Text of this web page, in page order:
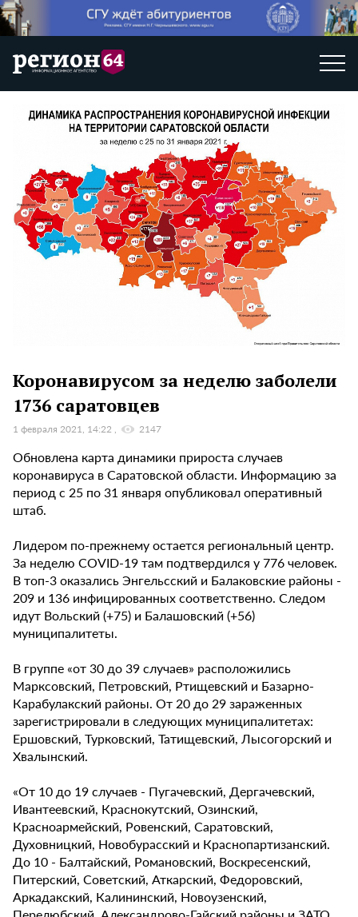
Коронавирусом за неделю заболели
1736 саратовцев
1 февраля 2021, 14:22 2147
Обновлена карта динамики прироста случаев
коронавируса в Саратовской области. Информацию за
период с 25 по 31 января опубликовал оперативный
штаб.
Лидером по-прежнему остается региональный центр.
За неделю COVID-19 там подтвердился у 776 человек.
В топ-3 оказались Энгельсский и Балаковские районы -
209 и 136 инфицированных соответственно. Следом
идут Вольский (+75) и Балашовский (+56)
муниципалитеты.
В группе «от 30 до 39 случаев» расположились
Марксовский, Петровский, Ртищевский и Базарно-
Карабулакский районы. От 20 до 29 зараженных
зарегистрировали в следующих муниципалитетах:
Ершовский, Турковский, Татищевский, Лысогорский и
Хвалынский.
«От 10 до 19 случаев - Пугачевский, Дергачевский,
Ивантеевский, Краснокутский, Озинский,
Красноармейский, Ровенский, Саратовский,
Духовницкий, Новобурасский и Краснопартизанский.
До 10 - Балтайский, Романовский, Воскресенский,
Питерский, Советский, Аткарский, Федоровский,
Аркадакский, Калининский, Новоузенский,